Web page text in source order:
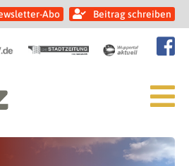
Abo Beitrag schreiben